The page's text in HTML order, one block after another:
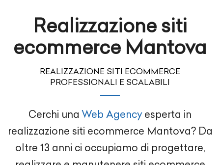
Realizzazione siti
ecommerce Mantova
REALIZZAZIONE SITI ECOMMERCE
PROFESSIONALI E SCALABILI
Cerchi una Web Agency esperta in
realizzazione siti ecommerce Mantova? Da
oltre 13 anni ci occupiamo di progettare,